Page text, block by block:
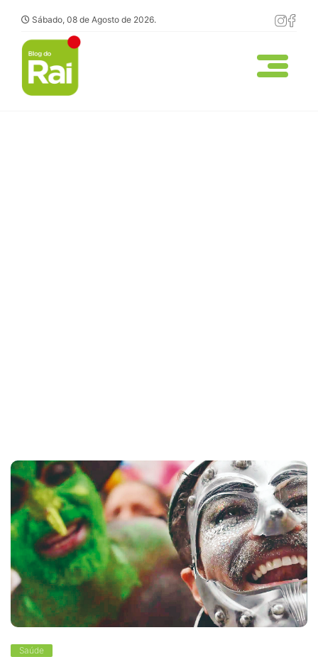
Sábado, 08 de Agosto de 2026.
Saúde